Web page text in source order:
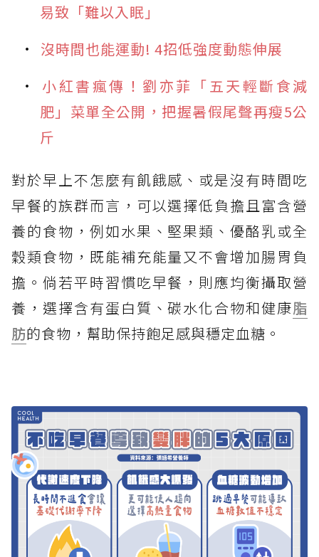
易致「難以入眠」
沒時間也能運動! 4招低強度動態伸展
小紅書瘋傳！劉亦菲「五天輕斷食減
肥」菜單全公開，把握暑假尾聲再瘦5公
斤
對於早上不怎麼有飢餓感、或是沒有時間吃
早餐的族群而言，可以選擇低負擔且富含營
養的食物，例如水果、堅果類、優酪乳或全
穀類食物，既能補充能量又不會增加腸胃負
擔。倘若平時習慣吃早餐，則應均衡攝取營
養，選擇含有蛋白質、碳水化合物和健康脂
肪的食物，幫助保持飽足感與穩定血糖。